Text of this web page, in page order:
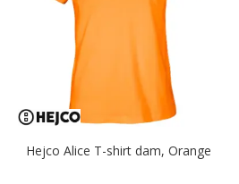
Hejco Alice T-shirt dam, Orange